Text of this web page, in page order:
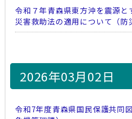
令和７年青森県東方沖を震源と
災害救助法の適用について（防
2026年03月02日
令和7年度青森県国民保護共同